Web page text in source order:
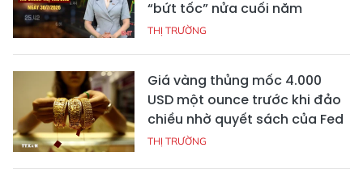
“bứt tốc” nửa cuối năm
THỊ TRƯỜNG
Giá vàng thủng mốc 4.000
USD một ounce trước khi đảo
chiều nhờ quyết sách của Fed
THỊ TRƯỜNG